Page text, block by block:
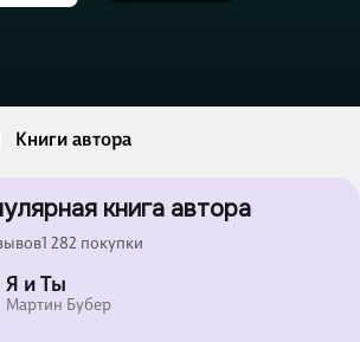
Книги автора
книга автора
1 282 покупки
Я и Ты
Мартин Бубер